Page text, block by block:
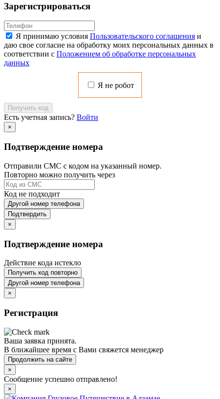
Зарегистрироваться
Я принимаю условия Пользовательского соглашения и
даю свое согласие на обработку моих персональных данных в
соответствии с Положением об обработке персональных
данных
Я не робот
Получить код
Есть учетная запись? Войти
×
Подтверждение номера
Отправили СМС с кодом на указанный номер.
Повторно можно получить через
Код не подходит
Другой номер телефона
Подтвердить
×
Подтверждение номера
Действие кода истекло
Получить код повторно
Другой номер телефона
×
Регистрация
Ваша заявка принята.
В ближайшее время с Вами свяжется менеджер
Продолжить на сайте
×
Сообщение успешно отправлено!
×